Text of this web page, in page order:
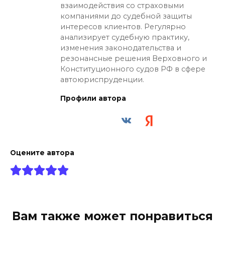
взаимодействия со страховыми
компаниями до судебной защиты
интересов клиентов. Регулярно
анализирует судебную практику,
изменения законодательства и
резонансные решения Верховного и
Конституционного судов РФ в сфере
автоюриспруденции.
Профили автора
Оцените автора
Вам также может понравиться